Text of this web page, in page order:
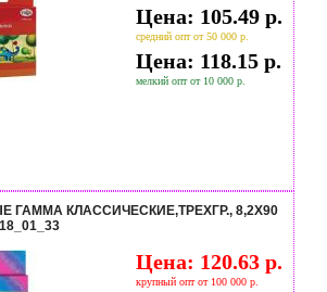
Цена: 105.49 р.
средний опт от 50 000 р.
Цена: 118.15 р.
мелкий опт от 10 000 р.
ГАММА КЛАССИЧЕСКИЕ,ТРЕХГР., 8,2X90
Цена: 120.63 р.
крупный опт от 100 000 р.